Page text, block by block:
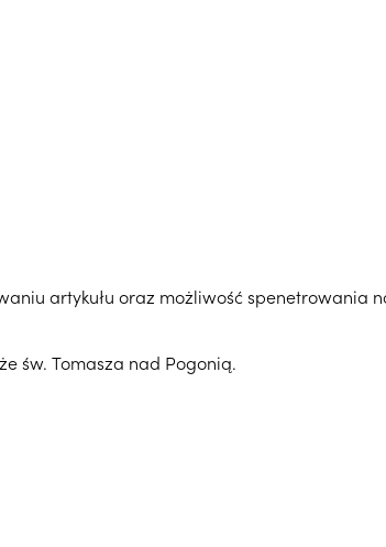
artykułu oraz możliwość spenetrowania
św. Tomasza nad Pogonią.